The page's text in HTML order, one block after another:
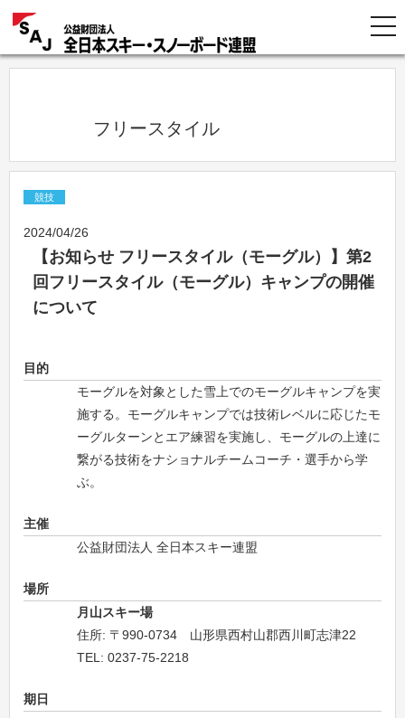
            フリースタイル
競技
2024/04/26
【お知らせ フリースタイル（モーグル）】第2
回フリースタイル（モーグル）キャンプの開催
について
目的
モーグルを対象とした雪上でのモーグルキャンプを実
施する。モーグルキャンプでは技術レベルに応じたモ
ーグルターンとエア練習を実施し、モーグルの上達に
繋がる技術をナショナルチームコーチ・選手から学
ぶ。
主催
公益財団法人 全日本スキー連盟
場所
月山スキー場
住所: 〒990-0734 山形県西村山郡西川町志津22
TEL: 0237-75-2218
期日